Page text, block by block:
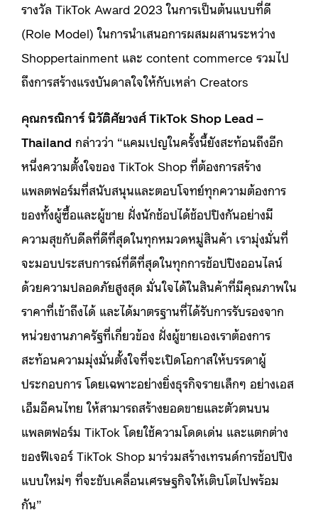
รางวัล TikTok Award 2023 ในการเป็นต้นแบบที่ดี
(Role Model) ในการนำเสนอการผสมผสานระหว่าง
Shoppertainment และ content commerce รวมไป
ถึงการสร้างแรงบันดาลใจให้กับเหล่า Creators
คุณกรณิการ์ นิวัติศัยวงศ์ TikTok Shop Lead –
Thailand กล่าวว่า “แคมเปญในครั้งนี้ยังสะท้อนถึงอีก
หนึ่งความตั้งใจของ TikTok Shop ที่ต้องการสร้าง
แพลตฟอร์มที่สนับสนุนและตอบโจทย์ทุกความต้องการ
ของทั้งผู้ซื้อและผู้ขาย ฝั่งนักช้อปได้ช้อปปิงกันอย่างมี
ความสุขกับดีลที่ดีที่สุดในทุกหมวดหมู่สินค้า เรามุ่งมั่นที่
จะมอบประสบการณ์ที่ดีที่สุดในทุกการช้อปปิงออนไลน์
ด้วยความปลอดภัยสูงสุด มั่นใจได้ในสินค้าที่มีคุณภาพใน
ราคาที่เข้าถึงได้ และได้มาตรฐานที่ได้รับการรับรองจาก
หน่วยงานภาครัฐที่เกี่ยวข้อง ฝั่งผู้ขายเองเราต้องการ
สะท้อนความมุ่งมั่นตั้งใจที่จะเปิดโอกาสให้บรรดาผู้
ประกอบการ โดยเฉพาะอย่างยิ่งธุรกิจรายเล็กๆ อย่างเอส
เอ็มอีคนไทย ให้สามารถสร้างยอดขายและตัวตนบน
แพลตฟอร์ม TikTok โดยใช้ความโดดเด่น และแตกต่าง
ของฟีเจอร์ TikTok Shop มาร่วมสร้างเทรนด์การช้อปปิง
แบบใหม่ๆ ที่จะขับเคลื่อนเศรษฐกิจให้เติบโตไปพร้อม
กัน”